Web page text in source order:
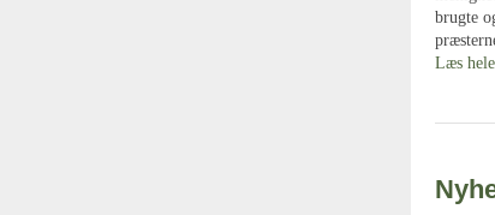
brugte
Læs